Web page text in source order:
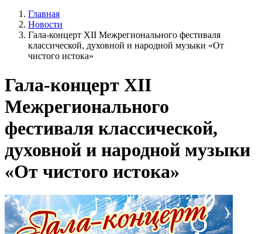
Главная
Новости
Гала‑концерт XII Межрегионального фестиваля
классической, духовной и народной музыки «От
чистого истока»
Гала‑концерт XII
Межрегионального
фестиваля классической,
духовной и народной музыки
«От чистого истока»